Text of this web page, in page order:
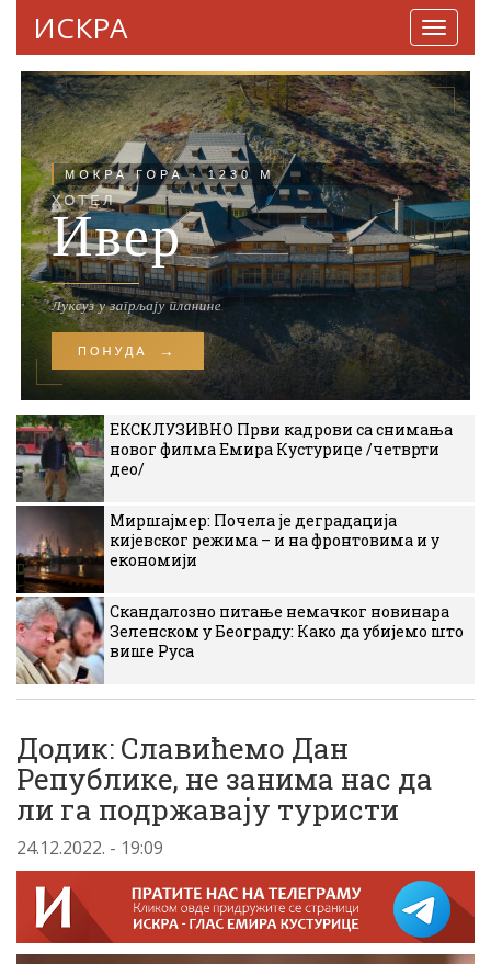
ИСКРА
ЕКСКЛУЗИВНО Први кадрови са снимања
новог филма Емира Кустурице /четврти
део/
Миршајмер: Почела је деградација
кијевског режима – и на фронтовима и у
економији
Скандалозно питање немачког новинара
Зеленском у Београду: Како да убијемо што
више Руса
Додик: Славићемо Дан
Републике, не занима нас да
ли га подржавају туристи
24.12.2022. - 19:09